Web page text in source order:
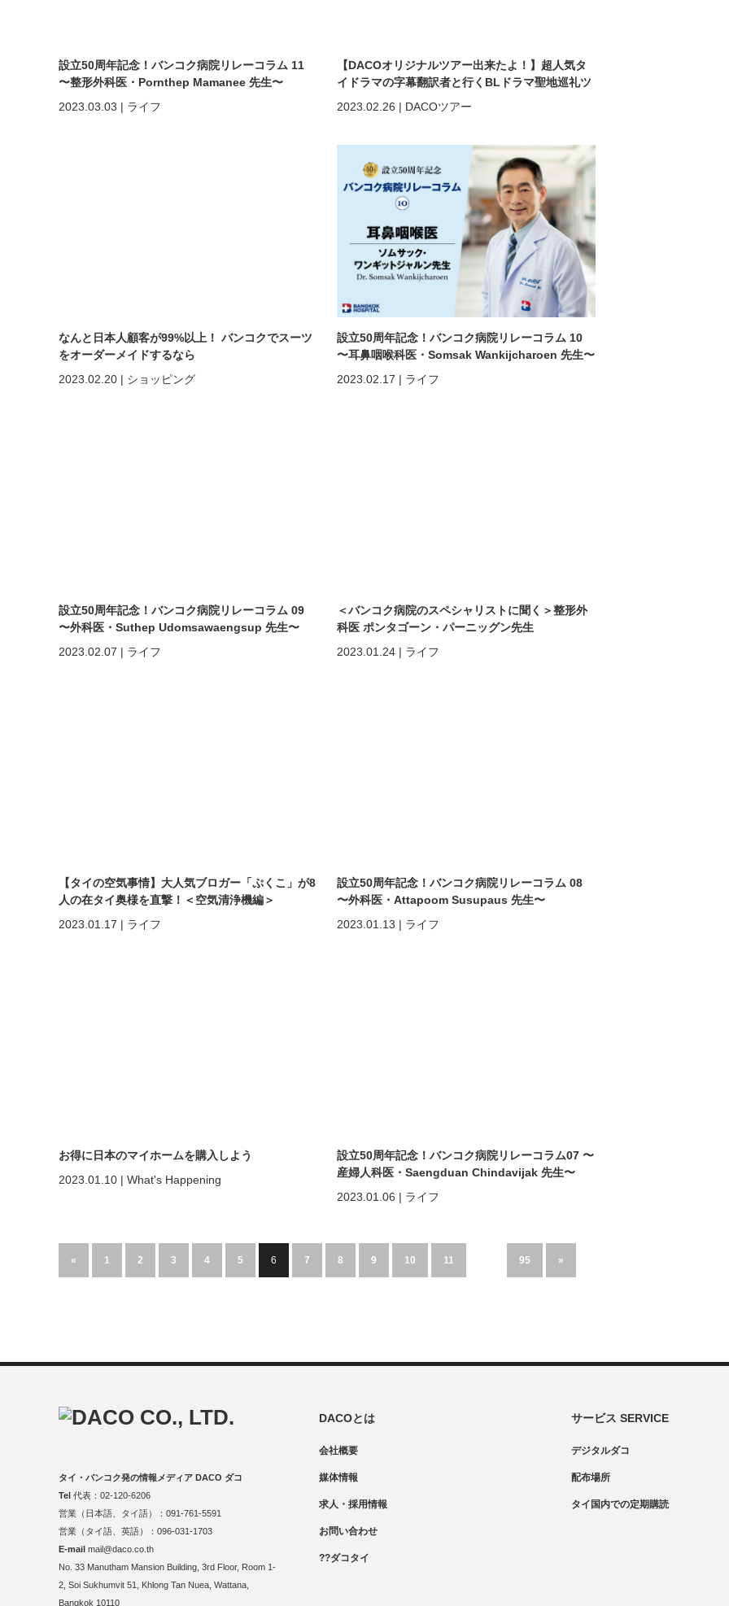
設立50周年記念！バンコク病院リレーコラム 11
〜整形外科医・Pornthep Mamanee 先生〜
2023.03.03 | ライフ
【DACOオリジナルツアー出来たよ！】超人気タ
イドラマの字幕翻訳者と行くBLドラマ聖地巡礼ツ
2023.02.26 | DACOツアー
なんと日本人顧客が99%以上！ バンコクでスーツ
をオーダーメイドするなら
【Andrew&Walker（アンドリュー＆ウォーカ
2023.02.20 | ショッピング
設立50周年記念！バンコク病院リレーコラム 10
〜耳鼻咽喉科医・Somsak Wankijcharoen 先生〜
2023.02.17 | ライフ
設立50周年記念！バンコク病院リレーコラム 09
〜外科医・Suthep Udomsawaengsup 先生〜
2023.02.07 | ライフ
＜バンコク病院のスペシャリストに聞く＞整形外
科医 ポンタゴーン・パーニッグン先生
2023.01.24 | ライフ
【タイの空気事情】大人気ブロガー「ぷくこ」が8
人の在タイ奥様を直撃！＜空気清浄機編＞
2023.01.17 | ライフ
設立50周年記念！バンコク病院リレーコラム 08
〜外科医・Attapoom Susupaus 先生〜
2023.01.13 | ライフ
お得に日本のマイホームを購入しよう
2023.01.10 | What's Happening
設立50周年記念！バンコク病院リレーコラム07 〜
産婦人科医・Saengduan Chindavijak 先生〜
2023.01.06 | ライフ
« 1 2 3 4 5 6 7 8 9 10 11 95 »
DACOとは
会社概要
媒体情報
求人・採用情報
お問い合わせ
??ダコタイ
サービス SERVICE
デジタルダコ
配布場所
タイ国内での定期購読
タイ・バンコク発の情報メディア DACO ダコ
Tel 代表：02-120-6206
営業（日本語、タイ語）：091-761-5591
営業（タイ語、英語）：096-031-1703
E-mail mail@daco.co.th
No. 33 Manutham Mansion Building, 3rd Floor, Room 1-
2, Soi Sukhumvit 51, Khlong Tan Nuea, Wattana,
Bangkok 10110